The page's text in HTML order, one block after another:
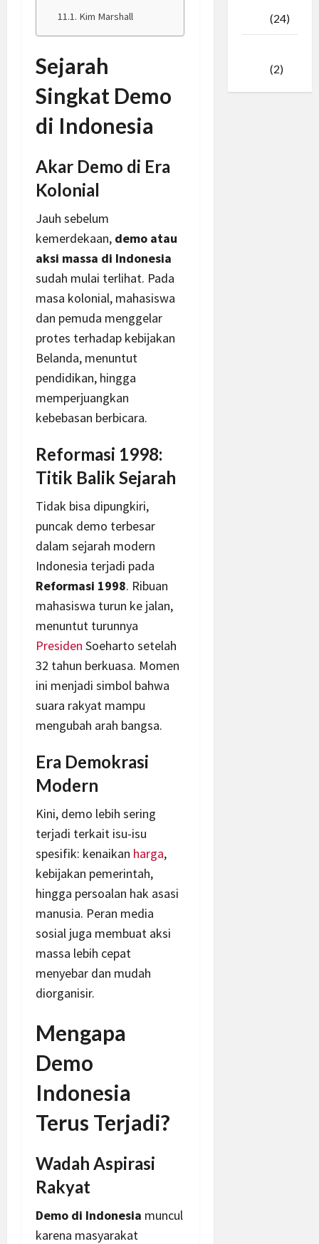
Kim Marshall
Sejarah
Singkat Demo
di Indonesia
Akar Demo di Era
Kolonial
Jauh sebelum
kemerdekaan, demo atau
aksi massa di Indonesia
sudah mulai terlihat. Pada
masa kolonial, mahasiswa
dan pemuda menggelar
protes terhadap kebijakan
Belanda, menuntut
pendidikan, hingga
memperjuangkan
kebebasan berbicara.
Reformasi 1998:
Titik Balik Sejarah
Tidak bisa dipungkiri,
puncak demo terbesar
dalam sejarah modern
Indonesia terjadi pada
Reformasi 1998. Ribuan
mahasiswa turun ke jalan,
menuntut turunnya
Presiden Soeharto setelah
32 tahun berkuasa. Momen
ini menjadi simbol bahwa
suara rakyat mampu
mengubah arah bangsa.
Era Demokrasi
Modern
Kini, demo lebih sering
terjadi terkait isu-isu
spesifik: kenaikan harga,
kebijakan pemerintah,
hingga persoalan hak asasi
manusia. Peran media
sosial juga membuat aksi
massa lebih cepat
menyebar dan mudah
diorganisir.
Mengapa
Demo
Indonesia
Terus Terjadi?
Wadah Aspirasi
Rakyat
Demo di Indonesia muncul
karena masyarakat
(24)
(2)